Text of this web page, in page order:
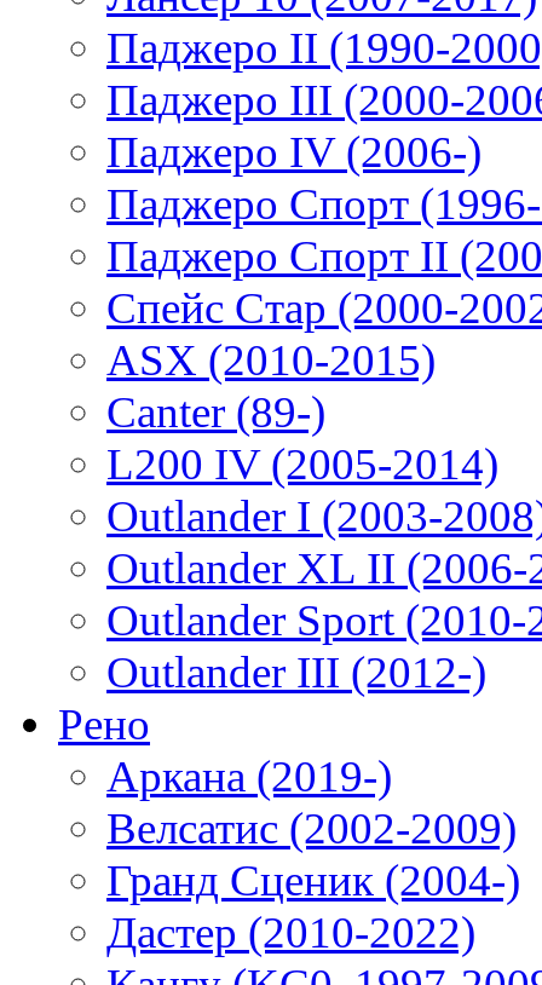
Паджеро II (1990-
Паджеро III (2000-
Паджеро IV (2006-)
Паджеро Спорт
Паджеро Спорт II
Спейс Стар (2000-
ASX (2010-2015)
Canter (89-)
L200 IV (2005-2014)
Outlander I (2003-
Outlander XL II (2006-
Outlander Sport (2010-
Outlander III (2012-)
Рено
Аркана (2019-)
Велсатис (2002-2009)
Гранд Сценик (2004-)
Дастер (2010-2022)